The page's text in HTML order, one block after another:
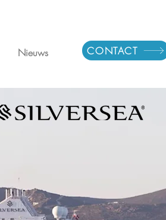
Nieuws CONTACT